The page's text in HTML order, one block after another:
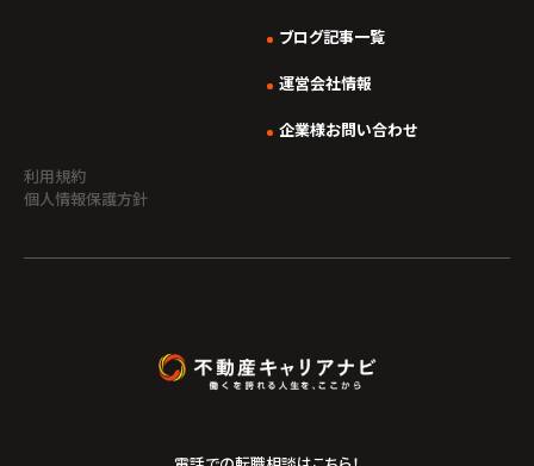
ブログ記事一覧
運営会社情報
企業様お問い合わせ
利用規約
個人情報保護方針